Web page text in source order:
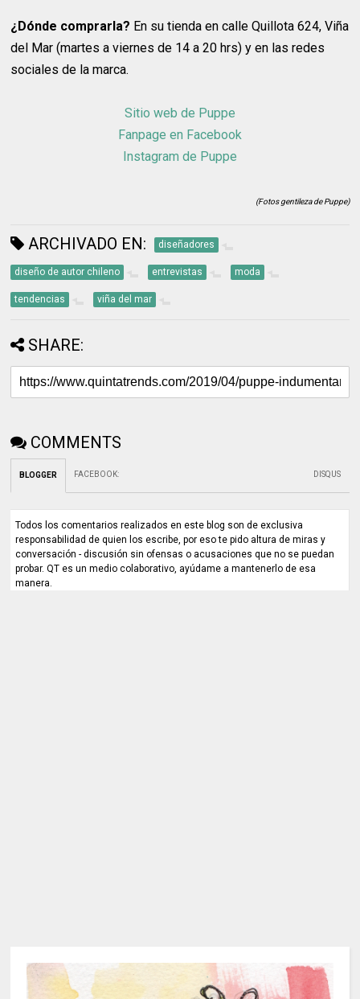
¿Dónde comprarla? En su tienda en calle Quillota 624, Viña
del Mar (martes a viernes de 14 a 20 hrs) y en las redes
sociales de la marca.
Sitio web de Puppe
Fanpage en Facebook
Instagram de Puppe
(Fotos gentileza de Puppe)
ARCHIVADO EN: diseñadores
diseño de autor chileno entrevistas moda
tendencias viña del mar
SHARE:
COMMENTS
BLOGGER FACEBOOK: DISQUS
Todos los comentarios realizados en este blog son de exclusiva
responsabilidad de quien los escribe, por eso te pido altura de miras y
conversación - discusión sin ofensas o acusaciones que no se puedan
probar. QT es un medio colaborativo, ayúdame a mantenerlo de esa
manera.